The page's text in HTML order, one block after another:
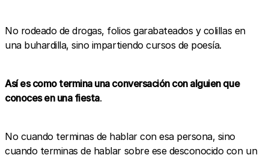
No rodeado de drogas, folios garabateados y colillas en
una buhardilla, sino impartiendo cursos de poesía.
Así es como termina una conversación con alguien que
conoces en una fiesta.
No cuando terminas de hablar con esa persona, sino
cuando terminas de hablar sobre ese desconocido con un